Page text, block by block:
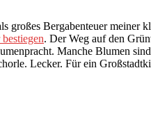
Bergabenteuer meiner
. Der Weg auf den
Manche Blumen
Lecker. Für ein